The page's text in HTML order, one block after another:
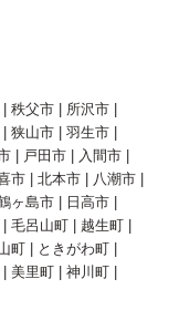
秩父市
所沢市
狭山市
羽生市
戸田市
入間市
市 北本市
八潮市
ヶ島市
日高市
毛呂山町
越生町
町
ときがわ町
美里町
神川町